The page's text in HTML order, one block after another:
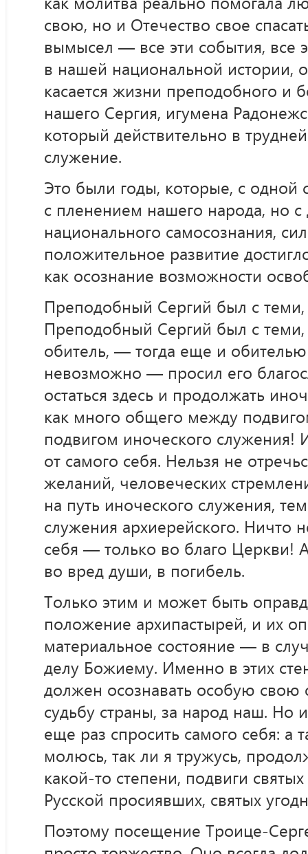
свою, но и Отечество свое
вымысел — все эти события, все
в нашей национальной истории,
касается жизни преподобного и
нашего Сергия, игумена
который действительно в
служение.
Это были годы, которые, с одной
с пленением нашего народа, но
национального самосознания,
положительное развитие
как осознание возможности
Преподобный Сергий был с
Преподобный Сергий был с теми,
обитель, — тогда еще и
невозможно — просил его
остаться здесь и продолжать
как много общего между
подвигом иноческого служения!
от самого себя. Нельзя не
желаний, человеческих
на путь иноческого служения,
служения архиерейского. Ничто
себя — только во благо Церкви!
во вред души, в погибель.
Только этим и может быть
положение архипастырей, и их
материальное состояние — в
делу Божиему. Именно в этих
должен осознавать особую свою
судьбу страны, за народ наш.
еще раз спросить самого себя: а
молюсь, так ли я тружусь,
какой-то степени, подвиги
Русской просиявших, святых
Поэтому посещение Троице-